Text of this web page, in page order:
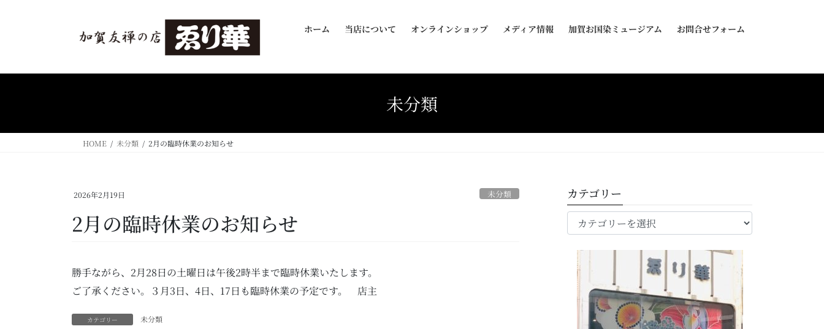
ホーム 当店について オンラインショップ メディア情報 加賀お国染ミュージアム お問合せフォーム
未分類
HOME 未分類 2月の臨時休業のお知らせ
2026年2月19日 未分類
2月の臨時休業のお知らせ
勝手ながら、2月28日の土曜日は午後2時半まで臨時休業いたします。
ご了承ください。３月3日、4日、17日も臨時休業の予定です。 店主
カテゴリー 未分類
カテゴリー
カ
テ